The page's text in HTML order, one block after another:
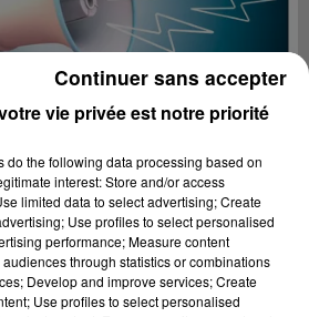
vie privée est notre priorité
do the following data processing based on
interest: Store and/or access
limited data to select advertising; Create
Use profiles to select personalised
performance; Measure content
through statistics or combinations
Develop and improve services; Create
Use profiles to select personalised
Continuer sans accepter